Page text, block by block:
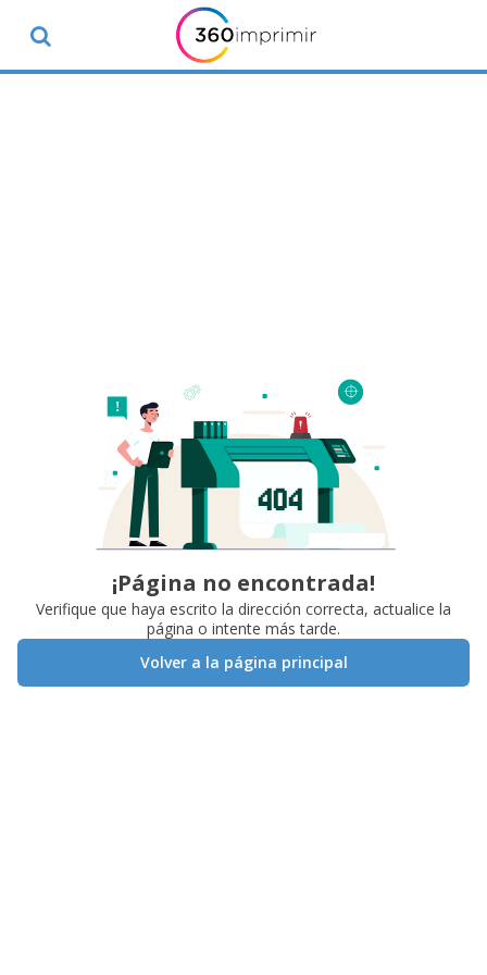
¡Página no encontrada!
Verifique que haya escrito la dirección correcta, actualice la
página o intente más tarde.